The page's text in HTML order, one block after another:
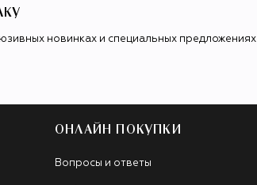
новинках и специальных предложениях
ОНЛАЙН ПОКУПКИ
Вопросы и ответы